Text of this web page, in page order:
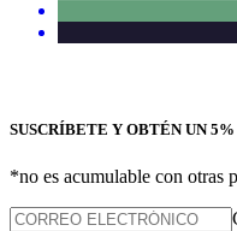
SUSCRÍBETE Y OBTÉN UN
*no es acumulable con otras